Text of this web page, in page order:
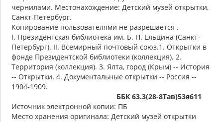
чернилами. Местонахождение: Детский музей открытки,
Санкт-Петербург.
Копирование пользователями не разрешается .
I. Президентская библиотека им. Б. Н. Ельцина (Санкт-
Петербург). II. Всемирный почтовый союз.1. Открытки в
фонде Президентской библиотеки (коллекция). 2.
Территория (коллекция). 3. Ялта, город (Крым) -- История
-- Открытки. 4. Документальные открытки -- Россия --
1904-1909.
ББК 63.3(28-8Тав)53я611
Источник электронной копии: ПБ
Место хранения оригинала: Детский музей открытки